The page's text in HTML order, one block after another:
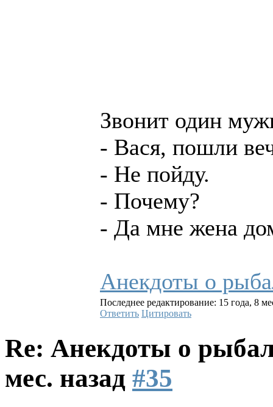
Звонит один
- Вася, пошли
- Не пойду.
- Почему?
- Да мне жена
Анекдоты о
Последнее редактирование: 15 года, 8
Ответить Цитировать
Re: Анекдоты о
мес. назад #35